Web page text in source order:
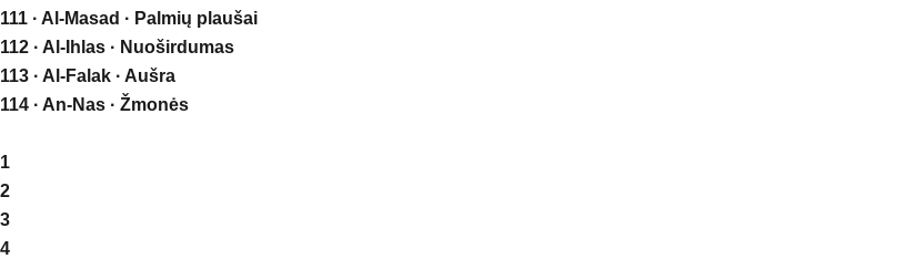
111 · Al-Masad · Palmių plaušai
112 · Al-Ihlas · Nuoširdumas
113 · Al-Falak · Aušra
114 · An-Nas · Žmonės
1
2
3
4